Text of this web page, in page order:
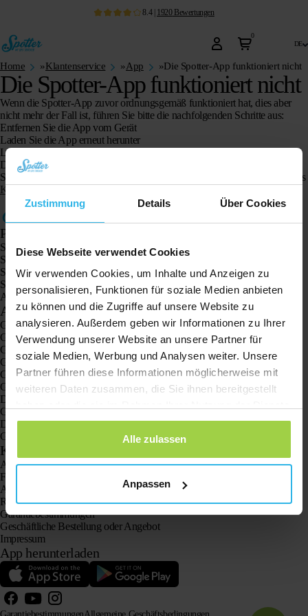
Zustimmung Details Über Cookies
Diese Webseite verwendet Cookies
Wir verwenden Cookies, um Inhalte und Anzeigen zu
personalisieren, Funktionen für soziale Medien anbieten
zu können und die Zugriffe auf unsere Website zu
analysieren. Außerdem geben wir Informationen zu Ihrer
Verwendung unserer Website an unsere Partner für
soziale Medien, Werbung und Analysen weiter. Unsere
Partner führen diese Informationen möglicherweise mit
weiteren Daten zusammen, die Sie ihnen bereitgestellt
gesammelt haben.
Alle zulassen
Anpassen
8.4| 1920 Bewertungen
0
de
Home »Klantenservice »App »Die Spotter-App funktioniert nicht
Die Spotter-App funktioniert nicht
Wenn die Spotter-App zuvor ordnungsgemäß funktioniert hat, dies aber
nicht mehr der Fall ist, führen Sie bitte die nachfolgenden Schritte aus:
Entfernen Sie die App vom Gerät
Laden Sie die App erneut herunter
Loggen Sie sich erneut mit Ihren Daten ein
Die Spotter-App funktioniert jetzt wieder ordnungsgemäß
Sollten Sie danach weiterhin Probleme feststellen, können Sie sich über das
Kontaktformular
Produkte
Spotter GPS-Tracker X10
Spotter Senior GPS-Uhr
Spotter GPS-Uhr Explorer
Spotter GPS-Uhr für Kinder
Animal Spotter
Anwendungen
GPS-Tracker
GPS-Tracker für Kinder
GPS-Uhren für Kinder
GPS-Tracker für Katzen
GPS-Tracker für Hunde
GPS-tracker für dein Auto
Der GPS Tracker für Senioren mit SOS-Taste
GPS-Tracker bei Demenz und Alzheimer
Der Notruf Senioren ohne Abo
GPS tracker ohne abo
Kundenservice
Anmelden
Frag einfach unseren Kundenservice
Anleitungen
Rücksendung
Garantiebestimmungen
Geschäftliche Bestellung oder Angebot
Impressum
App herunterladen